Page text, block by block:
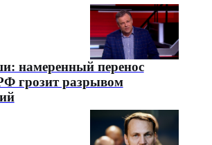
намеренный перенос
грозит разрывом